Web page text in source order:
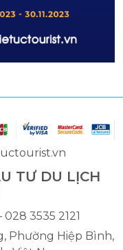
TƯ DU LỊCH
3535 2121
Phường Hiệp Bình,